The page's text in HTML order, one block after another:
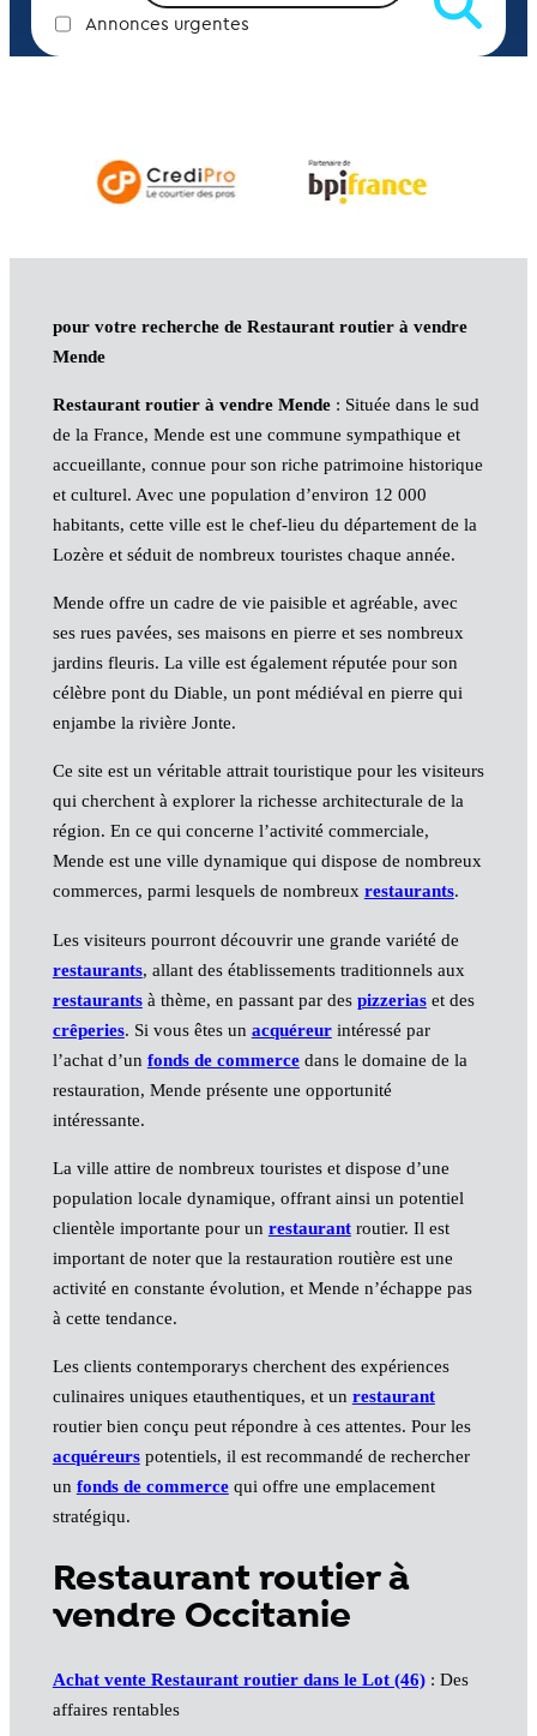
Annonces urgentes
pour votre recherche de Restaurant routier à vendre
Mende
Restaurant routier à vendre Mende: Située dans le sud
de la France, Mende est une commune sympathique et
accueillante, connue pour son riche patrimoine historique
et culturel. Avec une population d’environ 12 000
habitants, cette ville est le chef-lieu du département de la
Lozère et séduit de nombreux touristes chaque année.
Mende offre un cadre de vie paisible et agréable, avec
ses rues pavées, ses maisons en pierre et ses nombreux
jardins fleuris. La ville est également réputée pour son
célèbre pont du Diable, un pont médiéval en pierre qui
enjambe la rivière Jonte.
Ce site est un véritable attrait touristique pour les visiteurs
qui cherchent à explorer la richesse architecturale de la
région. En ce qui concerne l’activité commerciale,
Mende est une ville dynamique qui dispose de nombreux
commerces, parmi lesquels de nombreux restaurants.
Les visiteurs pourront découvrir une grande variété de
restaurants, allant des établissements traditionnels aux
restaurantsà thème, en passant par des pizzeriaset des
crêperies. Si vous êtes un acquéreurintéressé par
l’achat d’un fonds de commercedans le domaine de la
restauration, Mende présente une opportunité
intéressante.
La ville attire de nombreux touristes et dispose d’une
population locale dynamique, offrant ainsi un potentiel
clientèle importante pour un restaurantroutier. Il est
important de noter que la restauration routière est une
activité en constante évolution, et Mende n’échappe pas
à cette tendance.
Les clients contemporarys cherchent des expériences
culinaires uniques etauthentiques, et un restaurant
routier bien conçu peut répondre à ces attentes. Pour les
acquéreurspotentiels, il est recommandé de rechercher
un fonds de commercequi offre une emplacement
stratégiqu.
Restaurant routier à
vendre Occitanie
Achat vente Restaurant routier dans le Lot (46): Des
affaires rentables